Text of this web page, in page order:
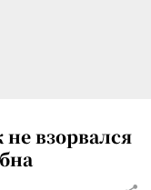
взорвался